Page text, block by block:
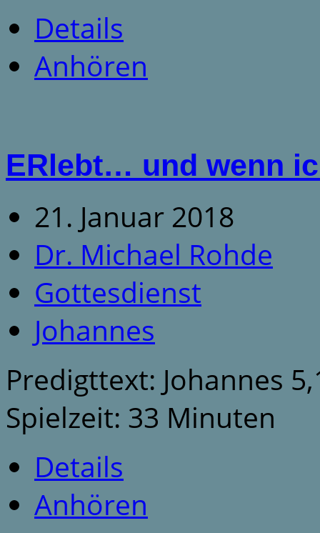
Details
Anhören
ERlebt… und wenn
21. Januar 2018
Dr. Michael Rohde
Gottesdienst
Johannes
Predigttext: Johannes
Spielzeit: 33 Minuten
Details
Anhören